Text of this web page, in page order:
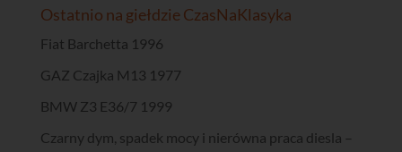
Ostatnio na giełdzie CzasNaKlasyka
Fiat Barchetta 1996
GAZ Czajka M13 1977
BMW Z3 E36/7 1999
Czarny dym, spadek mocy i nierówna praca diesla –